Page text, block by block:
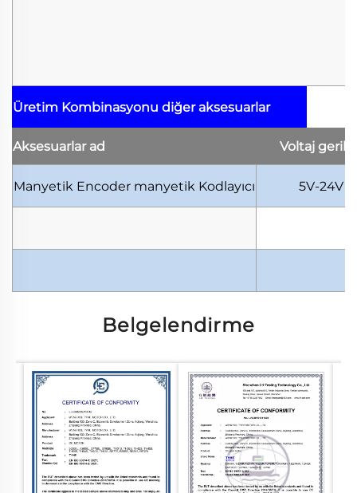
Üretim Kombinasyonu diğer aksesuarlar
Aksesuarlar ad Voltaj
Manyetik Encoder manyetik Kodlayıcı 5V-24V
Belgelendirme